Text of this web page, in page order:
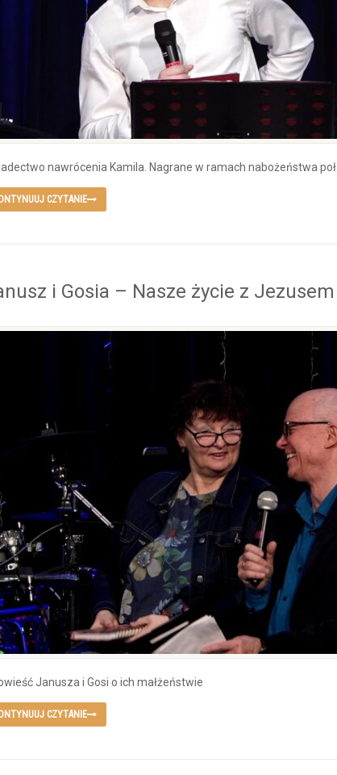
nawrócenia Kamila. Nagrane w ramach nabożeństwa
CZYTANIE
i Gosia – Nasze życie z Jezusem
Janusza i Gosi o ich małżeństwie
CZYTANIE